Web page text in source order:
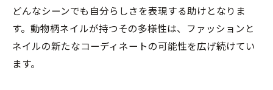
どんなシーンでも自分らしさを表現する助けとなりま
す。動物柄ネイルが持つその多様性は、ファッションと
ネイルの新たなコーディネートの可能性を広げ続けてい
ます。